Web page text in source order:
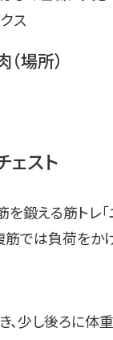
ス
場所）
ェスト
鍛える筋トレ「
筋では負荷をか
、少し後ろに体